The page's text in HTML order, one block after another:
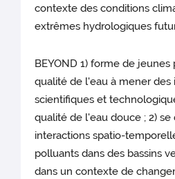
contexte des conditions
extrêmes hydrologiques
BEYOND 1) forme de
qualité de l'eau à mener des
scientifiques et
qualité de l'eau douce ; 2)
interactions spatio-
polluants dans des bassins
dans un contexte de